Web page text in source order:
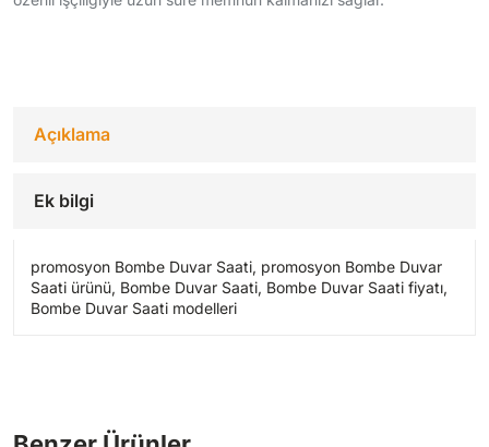
Açıklama
Ek bilgi
promosyon Bombe Duvar Saati, promosyon Bombe Duvar
Saati ürünü, Bombe Duvar Saati, Bombe Duvar Saati fiyatı,
Bombe Duvar Saati modelleri